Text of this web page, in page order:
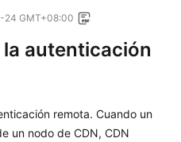
24 GMT+08:00
autenticación
remota. Cuando un
un nodo de CDN, CDN